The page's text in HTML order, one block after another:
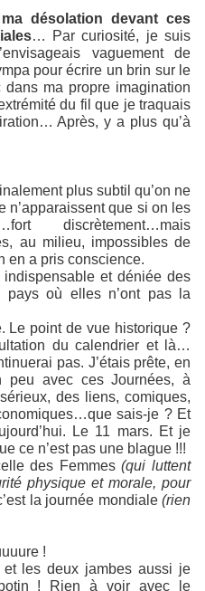
ma désolation devant ces
… Par curiosité, je suis
vaguement de
pour écrire un brin sur le
ma propre imagination
du fil que je traquais
Après, y a plus qu’à
plus subtil qu’on ne
n’apparaissent que si on les
discrètement…mais
au milieu, impossibles de
en a pris conscience.
et déniée des
pays où elles n’ont pas la
Le point de vue historique ?
du calendrier et là…
pas. J’étais prête, en
avec ces Journées, à
des liens, comiques,
sais-je ? Et
Le 11 mars. Et je
ce n’est pas une blague !!!
des Femmes(qui luttent
physique et morale, pour
la journée mondiale(rien
!
et les deux jambes aussi je
! Rien à voir avec le